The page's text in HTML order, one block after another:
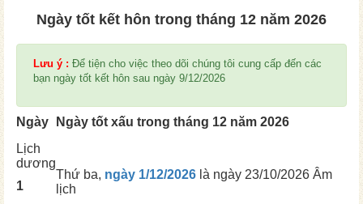
Ngày tốt kết hôn trong tháng 12 năm 2026
Lưu ý : Để tiện cho việc theo dõi chúng tôi cung cấp đến các
bạn ngày tốt kết hôn sau ngày 9/12/2026
Ngày
Ngày tốt xấu trong tháng 12 năm 2026
Lịch
dương
1
Thứ ba, ngày 1/12/2026 là ngày 23/10/2026 Âm
lịch